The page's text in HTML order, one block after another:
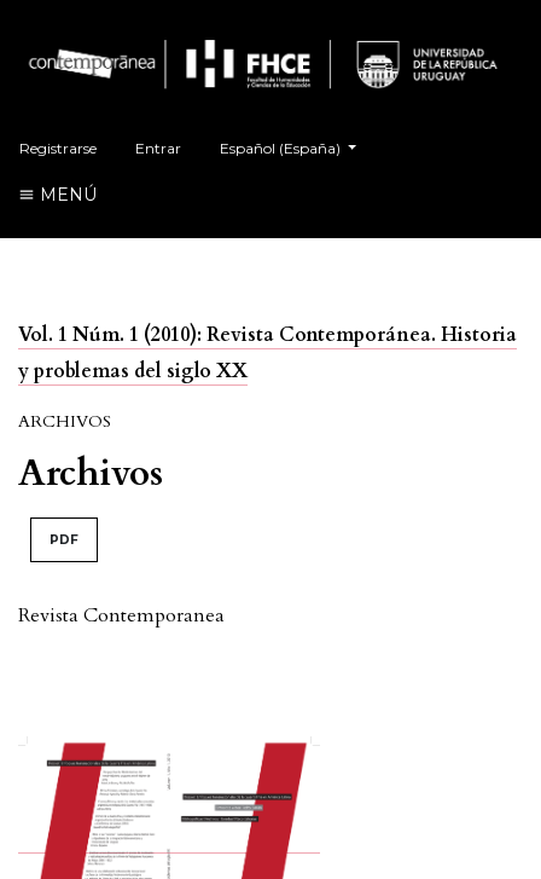
Registrarse Entrar Español (España)
MENÚ
Vol. 1 Núm. 1 (2010): Revista Contemporánea. Historia
y problemas del siglo XX
ARCHIVOS
Archivos
PDF
Revista Contemporanea